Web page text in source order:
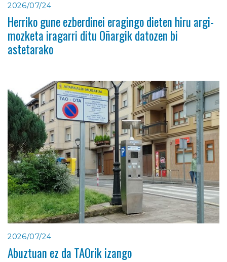
2026/07/24
Herriko gune ezberdinei eragingo dieten hiru argi-
mozketa iragarri ditu Oñargik datozen bi
astetarako
2026/07/24
Abuztuan ez da TAOrik izango